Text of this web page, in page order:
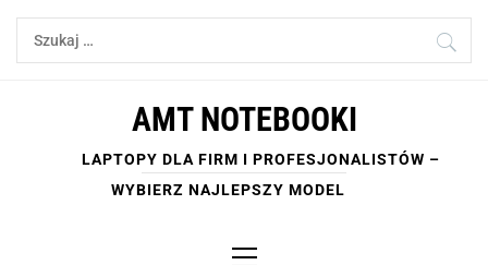
Skip
Szukaj:
AMT NOTEBOOKI
LAPTOPY DLA FIRM I PROFESJONALISTÓW –
WYBIERZ NAJLEPSZY MODEL
Menu